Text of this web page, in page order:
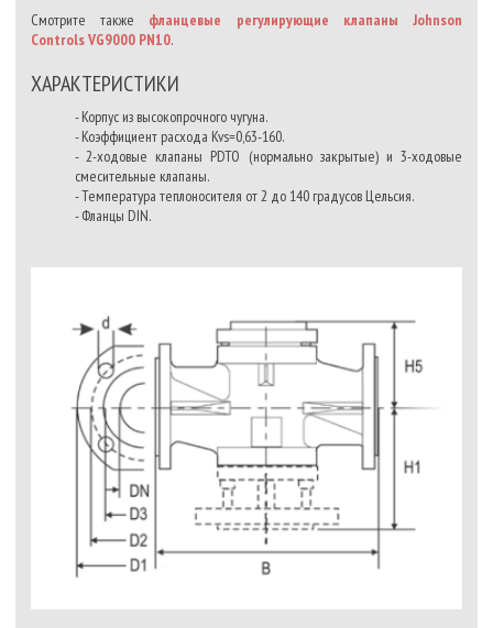
Смотрите также фланцевые регулирующие клапаны Johnson
Controls VG9000 PN10.
ХАРАКТЕРИСТИКИ
- Корпус из высокопрочного чугуна.
- Коэффициент расхода Kvs=0,63-160.
- 2-ходовые клапаны PDTO (нормально закрытые) и 3-ходовые
смесительные клапаны.
- Температура теплоносителя от 2 до 140 градусов Цельсия.
- Фланцы DIN.